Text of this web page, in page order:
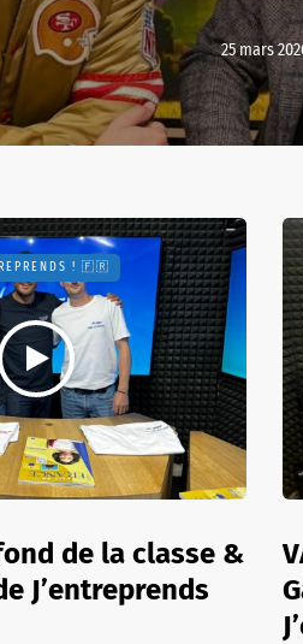
25 mars
! 🇫🇷
de la classe &
J’entreprends